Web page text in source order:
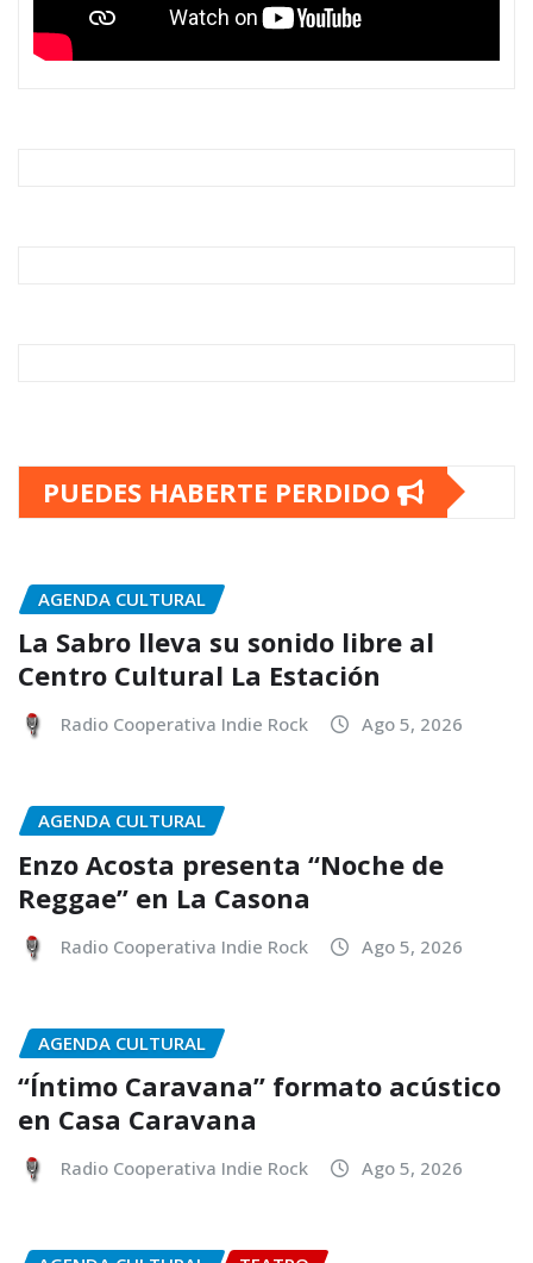
PUEDES HABERTE PERDIDO
AGENDA CULTURAL
La Sabro lleva su sonido libre al
Centro Cultural La Estación
Radio Cooperativa Indie Rock Ago 5, 2026
AGENDA CULTURAL
Enzo Acosta presenta “Noche de
Reggae” en La Casona
Radio Cooperativa Indie Rock Ago 5, 2026
AGENDA CULTURAL
“Íntimo Caravana” formato acústico
en Casa Caravana
Radio Cooperativa Indie Rock Ago 5, 2026